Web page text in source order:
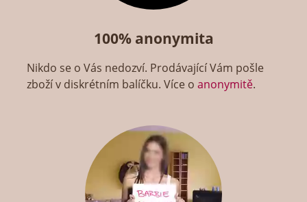
100% anonymita
Nikdo se o Vás nedozví. Prodávající Vám pošle
zboží v diskrétním balíčku. Více oanonymitě.